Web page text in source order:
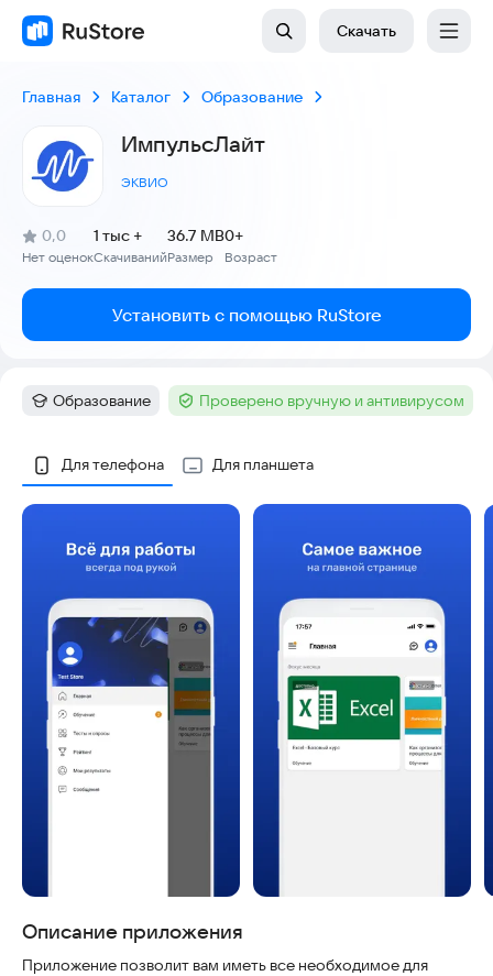
Скачать
Главная Каталог Образование
ИмпульсЛайт
ЭКВИО
Рейтинг:
0,0
(
Нет оценок
)
Скачиваний
1 тыс +
Размер
36.7 MB
Возраст
0+
Установить с помощью RuStore
Категория:
Образование Тег :Проверено вручную и антивирусом
Скриншоты
Для телефона Для планшета
Описание приложения
Приложение позволит вам иметь все необходимое для